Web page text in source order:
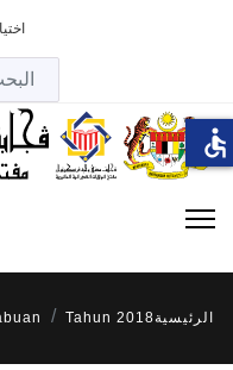
الرئيسيةTahun 2018
accessible